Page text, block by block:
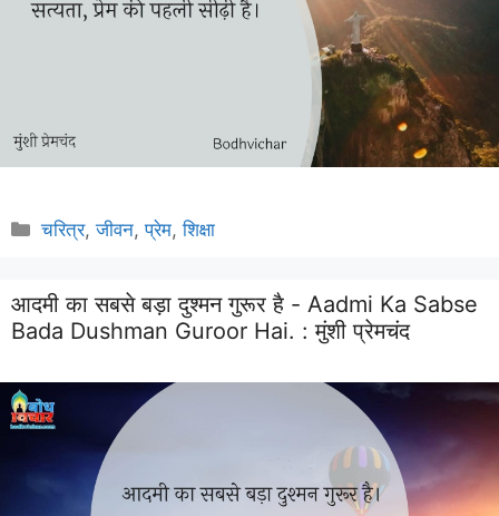
Categories
चरित्र,जीवन,प्रेम,शिक्षा
आदमी का सबसे बड़ा दुश्मन गुरूर है - Aadmi Ka Sabse
Bada Dushman Guroor Hai. :मुंशी प्रेमचंद